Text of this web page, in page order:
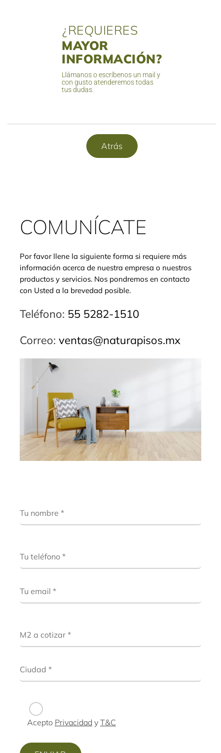
¿REQUIERES
MAYOR
INFORMACIÓN?
Llámanos o escríbenos un mail y
con gusto atenderemos todas
tus dudas.
Atrás
COMUNÍCATE
Por favor llene la siguiente forma si requiere más
información acerca de nuestra empresa o nuestros
productos y servicios. Nos pondremos en contacto
con Usted a la brevedad posible.
Teléfono: 55 5282-1510
Correo: ventas@naturapisos.mx
Acepto Privacidady T&C